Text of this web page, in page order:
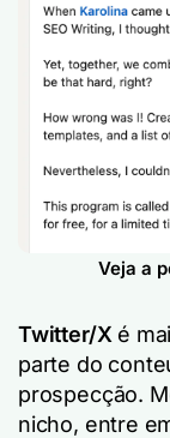
Veja a
Twitter/X é
parte do
prospecção.
nicho, entre